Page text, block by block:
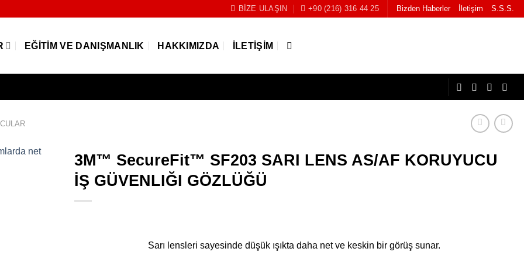
BIZE ULAŞIN +90 (216) 316 44 25 Bizden Haberler İletişim S.S.S.
EĞITIM VE DANIŞMANLIK HAKKIMIZDA İLETIŞIM
3M™ SecureFit™ SF203 SARI LENS AS/AF KORUYUCU
İŞ GÜVENLIĞI GÖZLÜĞÜ
Sarı lensleri sayesinde düşük ışıkta daha net ve keskin bir görüş sunar.